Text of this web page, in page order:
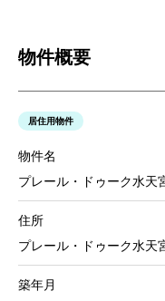
物件概要
居住用物件
物件名
プレール・ドゥーク水天
住所
プレール・ドゥーク水天
築年月